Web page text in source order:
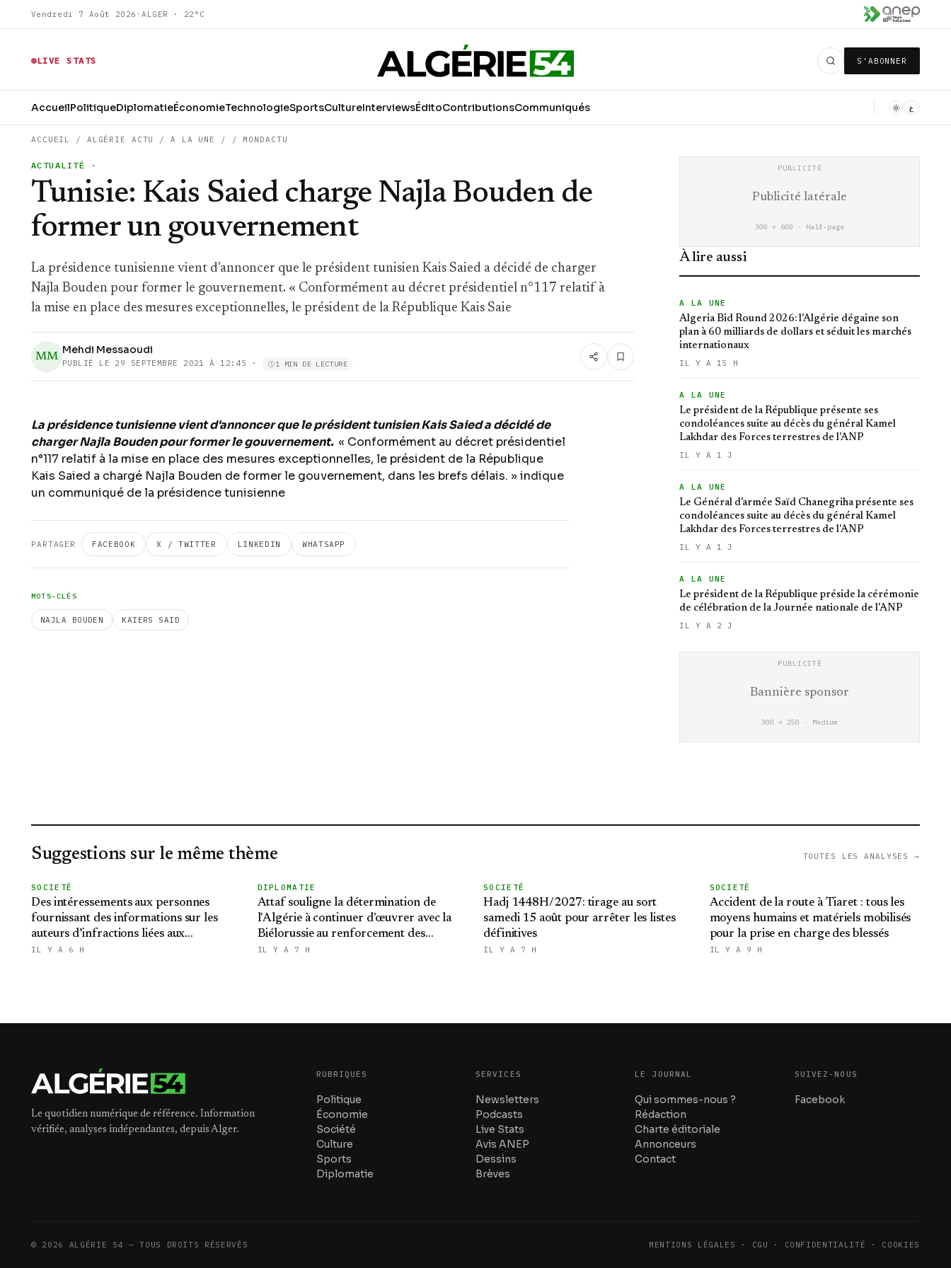
Vendredi 7 Août 2026 ·ALGER · 22°C
LIVE STATS S'ABONNER
AccueilPolitiqueDiplomatieÉconomieTechnologieSportsCultureInterviewsÉditoContributionsCommuniqués ع
ACCUEIL / ALGÉRIE ACTU /A LA UNE / / MONDACTU
ACTUALITÉ ·
Tunisie: Kais Saied charge Najla Bouden de
former un gouvernement
La présidence tunisienne vient d'annoncer que le président tunisien Kais Saied a décidé de charger
Najla Bouden pour former le gouvernement. « Conformément au décret présidentiel n°117 relatif à
la mise en place des mesures exceptionnelles, le président de la République Kais Saie
MM
Mehdi Messaoudi
PUBLIÉ LE 29 SEPTEMBRE 2021 À 12:45 · 1 MIN DE LECTURE
La présidence tunisienne vient d'annoncer que le président tunisien Kais Saied a décidé de
charger Najla Bouden pour former le gouvernement. « Conformément au décret présidentiel
n°117 relatif à la mise en place des mesures exceptionnelles, le président de la République
Kais Saied a chargé Najla Bouden de former le gouvernement, dans les brefs délais. » indique
un communiqué de la présidence tunisienne
PARTAGER FACEBOOK X / TWITTER LINKEDIN WHATSAPP
MOTS-CLÉS
NAJLA BOUDEN KAIERS SAID
Publicité latérale
300 × 600 · Half-page
À lire aussi
A LA UNE
Algeria Bid Round 2026: l'Algérie dégaine son
plan à 60 milliards de dollars et séduit les marchés
internationaux
IL Y A 15 H
A LA UNE
Le président de la République présente ses
condoléances suite au décès du général Kamel
Lakhdar des Forces terrestres de l'ANP
IL Y A 1 J
A LA UNE
Le Général d'armée Saïd Chanegriha présente ses
condoléances suite au décès du général Kamel
Lakhdar des Forces terrestres de l'ANP
IL Y A 1 J
A LA UNE
Le président de la République préside la cérémonie
de célébration de la Journée nationale de l'ANP
IL Y A 2 J
Bannière sponsor
300 × 250 · Medium
Suggestions sur le même thème TOUTES LES ANALYSES →
SOCIETÉ
Des intéressements aux personnes
fournissant des informations sur les
auteurs d’infractions liées aux
stupéfiants
IL Y A 6 H
DIPLOMATIE
Attaf souligne la détermination de
l'Algérie à continuer d'œuvrer avec la
Biélorussie au renforcement des
relations bilatérales
IL Y A 7 H
SOCIETÉ
Hadj 1448H/2027: tirage au sort
samedi 15 août pour arrêter les listes
définitives
IL Y A 7 H
SOCIETÉ
Accident de la route à Tiaret : tous les
moyens humains et matériels mobilisés
pour la prise en charge des blessés
IL Y A 9 H
Le quotidien numérique de référence. Information
vérifiée, analyses indépendantes, depuis Alger.
RUBRIQUES
Politique
Économie
Société
Culture
Sports
Diplomatie
SERVICES
Newsletters
Podcasts
Live Stats
Avis ANEP
Dessins
Brèves
LE JOURNAL
Qui sommes-nous ?
Rédaction
Charte éditoriale
Annonceurs
Contact
SUIVEZ-NOUS
Facebook
© 2026 ALGÉRIE 54 — TOUS DROITS RÉSERVÉS MENTIONS LÉGALES · CGU · CONFIDENTIALITÉ · COOKIES